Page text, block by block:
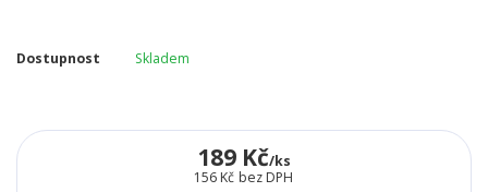
Dostupnost Skladem
189 Kč/ks
156 Kč bez DPH